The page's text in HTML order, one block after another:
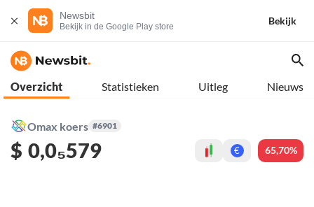
Newsbit
Bekijk in de Google Play store
Bekijk
Overzicht Statistieken Uitleg Nieuws
Omax koers #6901
$ 0,0₅579 € 65,70%